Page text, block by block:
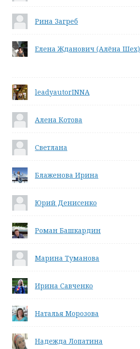
Рина Загреб
Елена Жданович (Алёна Шех)
leadyautorINNA
Алена Котова
Светлана
Блаженова Ирина
Юрий Денисенко
Роман Башкардин
Марина Туманова
Ирина Савченко
Наталья Морозова
Надежда Лопатина